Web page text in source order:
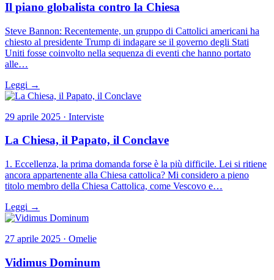
Il piano globalista contro la Chiesa
Steve Bannon: Recentemente, un gruppo di Cattolici americani ha
chiesto al presidente Trump di indagare se il governo degli Stati
Uniti fosse coinvolto nella sequenza di eventi che hanno portato
alle…
Leggi →
29 aprile 2025 · Interviste
La Chiesa, il Papato, il Conclave
1. Eccellenza, la prima domanda forse è la più difficile. Lei si ritiene
ancora appartenente alla Chiesa cattolica? Mi considero a pieno
titolo membro della Chiesa Cattolica, come Vescovo e…
Leggi →
27 aprile 2025 · Omelie
Vidimus Dominum